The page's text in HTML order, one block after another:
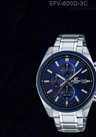
EFV-600D-3C